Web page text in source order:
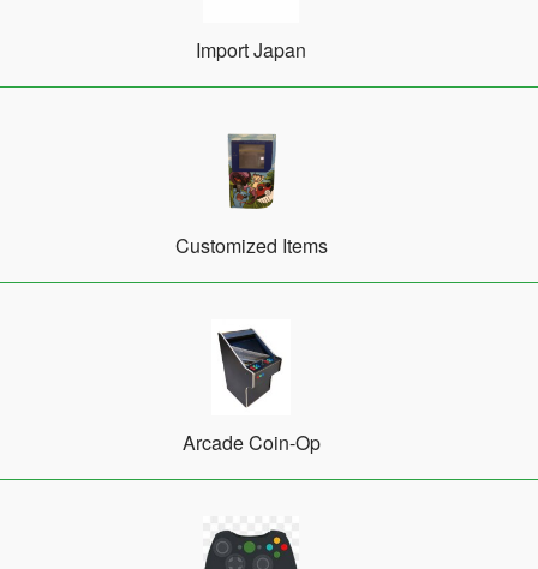
Import Japan
Customized Items
Arcade Coin-Op